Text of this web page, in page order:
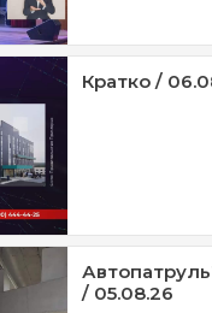
Кратко /
/ 05.08.26